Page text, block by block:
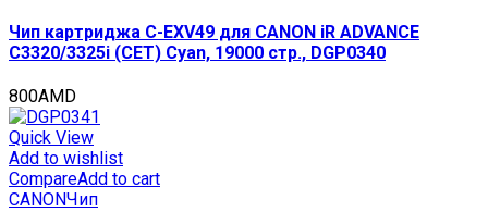
Чип картриджа C-EXV49 для CANON iR ADVANCE
C3320/3325i (CET) Cyan, 19000 стр., DGP0340
800AMD
Quick View
Add to wishlist
CompareAdd to cart
CANONЧип